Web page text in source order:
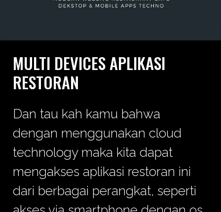
MULTI DEVICES APLIKASI
RESTORAN
Dan tau kah kamu bahwa
dengan menggunakan cloud
technology maka kita dapat
mengakses aplikasi restoran ini
dari berbagai perangkat, seperti